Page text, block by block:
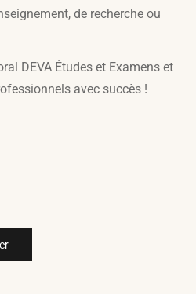
de recherche ou
DEVA Études et Examens et
avec succès !